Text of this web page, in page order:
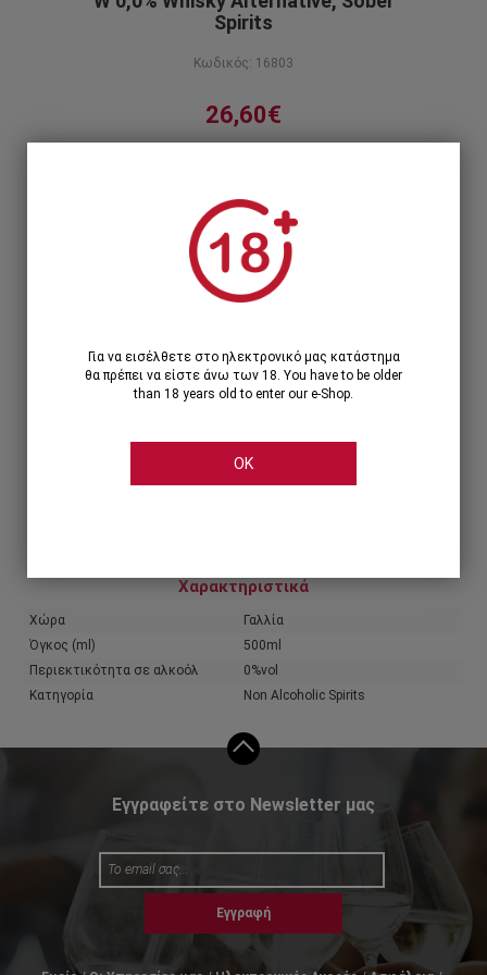
Spirits
Κωδικός: 16803
26,60€
Περιγραφή προϊόντος
26,60€
Χαρακτηριστικά
Χώρα
Γαλλία
Όγκος (ml)
500ml
Περιεκτικότητα σε αλκοόλ
0%vol
Κατηγορία
Non Alcoholic Spirits
Εγγραφείτε στο Newsletter μας
Εγγραφή
Για να εισέλθετε στο ηλεκτρονικό μας κατάστημα
θα πρέπει να είστε άνω των 18. You have to be older
than 18 years old to enter our e-Shop.
OK